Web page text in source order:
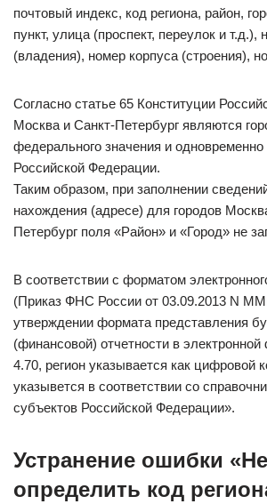
почтовый индекс, код региона, район,
пункт, улица (проспект, переулок и т.д.),
(владения), номер корпуса (строения),
Согласно статье 65 Конституции
Москва и Санкт-Петербург являются
федерального значения и
Российской Федерации.
Таким образом, при заполнении
нахождения (адресе) для городов
Петербург поля «Район» и «Город» не
В соответствии с форматом
(Приказ ФНС России от 03.09.2013 N
утверждении формата представления
(финансовой) отчетности в
4.70, регион указывается как цифровой
указывется в соответствии со
субъектов Российской Федерации».
Устранение ошибки
определить код